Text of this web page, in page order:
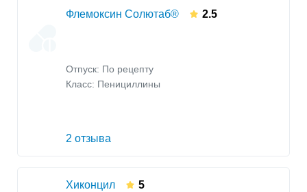
Флемоксин Солютаб® 2.5
Отпуск: По рецепту
Класс: Пенициллины
2 отзыва
Хиконцил 5